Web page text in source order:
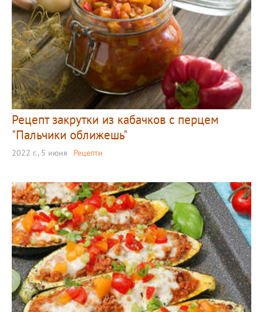
Рецепт закрутки из кабачков с перцем
"Пальчики оближешь"
2022 г., 5 июня Рецепти